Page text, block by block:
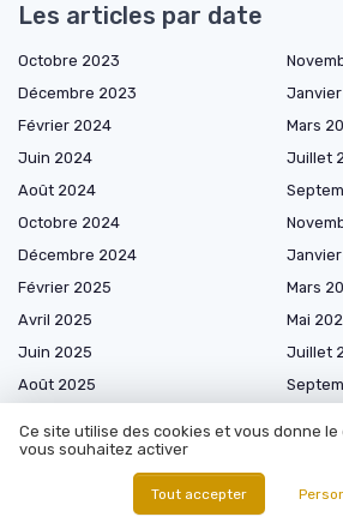
Les articles par date
Octobre 2023
Décembre 2023
Février 2024
Mars
Juin 2024
Juillet
Août 2024
Octobre 2024
Décembre 2024
Février 2025
Mars
Avril 2025
Mai
Juin 2025
Juillet
Août 2025
Décembre 2025
Ce site utilise des cookies et vous donne
vous souhaitez activer
Tout accepter